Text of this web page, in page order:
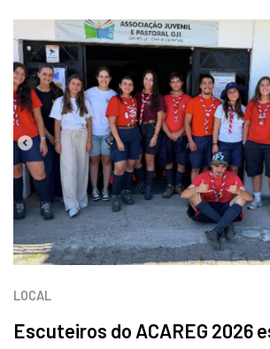
LOCAL
Escuteiros do ACAREG 2026